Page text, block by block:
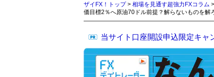
ザイFX！トップ> 相場を見通す超強力FXコラム >
価目標2％へ原油70ドル前提？解らないものを解
当サイト口座開設申込限定キャ